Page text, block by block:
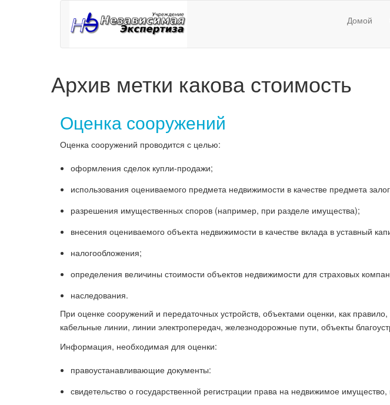
Домой
Архив метки какова стоимость
Оценка сооружений
Оценка сооружений проводится с целью:
оформления сделок купли-продажи;
использования оцениваемого предмета недвижимости в качестве предмета
разрешения имущественных споров (например, при разделе имущества);
внесения оцениваемого объекта недвижимости в качестве вклада в уставный
налогообложения;
определения величины стоимости объектов недвижимости для страховых
наследования.
При оценке сооружений и передаточных устройств, объектами оценки, как
кабельные линии, линии электропередач, железнодорожные пути, объекты
Информация, необходимая для оценки:
правоустанавливающие документы:
свидетельство о государственной регистрации права на недвижимое